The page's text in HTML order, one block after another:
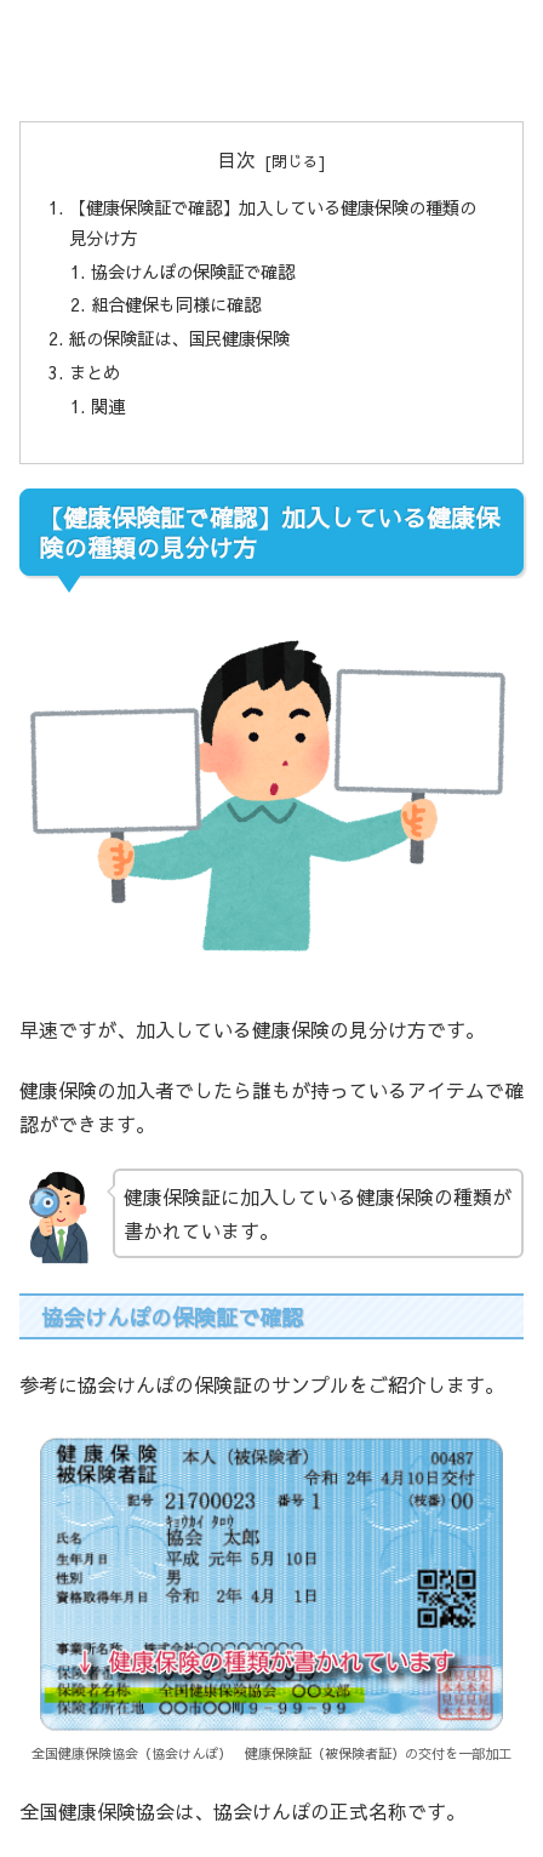
目次
【健康保険証で確認】加入している健康保険の種類の
見分け方
協会けんぽの保険証で確認
組合健保も同様に確認
紙の保険証は、国民健康保険
まとめ
関連
【健康保険証で確認】加入している健康保
険の種類の見分け方
早速ですが、加入している健康保険の見分け方です。
健康保険の加入者でしたら誰もが持っているアイテムで確
認ができます。
健康保険証に加入している健康保険の種類が
書かれています。
協会けんぽの保険証で確認
参考に協会けんぽの保険証のサンプルをご紹介します。
全国健康保険協会（協会けんぽ） 健康保険証（被保険者証）の交付を一部加工
全国健康保険協会は、協会けんぽの正式名称です。